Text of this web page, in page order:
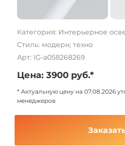
Категория: Интерьерное
Стиль: модерн; техно
Арт: IG-a058268269
Цена: 3900 руб.*
* Актуальную цену на 07.08.2026
менеджеров